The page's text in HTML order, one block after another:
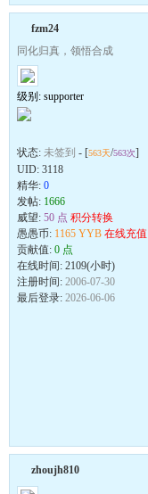
fzm24
同化归真，领悟合成
级别: supporter
状态: 未签到 - [563天/563次]
UID: 3118
精华: 0
发帖: 1666
威望: 50 点 积分转换
愚愚币: 1165 YYB 在线充值
贡献值: 0 点
在线时间: 2109(小时)
注册时间: 2006-07-30
最后登录: 2026-06-06
zhoujh810